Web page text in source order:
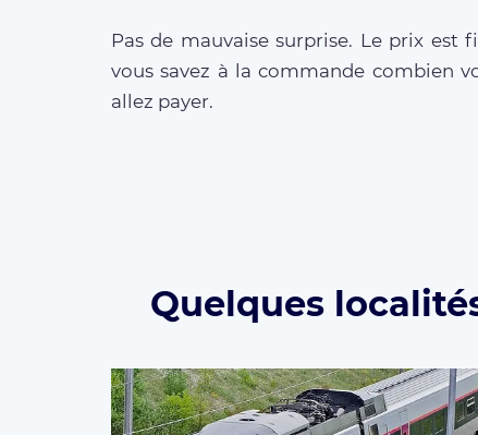
Pas de mauvaise surprise. Le prix est
vous savez à la commande combien
allez payer.
Quelques